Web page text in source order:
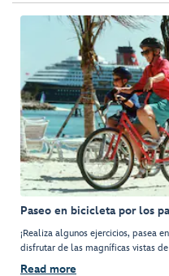
Paseo en bicicleta por los
¡Realiza algunos ejercicios, pasea
disfrutar de las magníficas vistas
Read more